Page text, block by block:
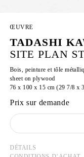
ŒUVRE
TADASHI
SITE PLAN
Bois, peinture et tôle
sheet on plywood
76 x 100 x 15 cm (29 7/8 x
Prix sur demande
DÉTAILS